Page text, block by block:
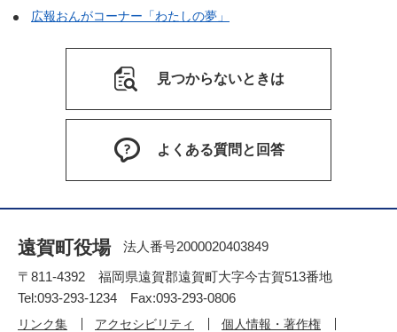
広報おんがコーナー「わたしの夢」
見つからないときは
よくある質問と回答
遠賀町役場
法人番号2000020403849
〒811-4392 福岡県遠賀郡遠賀町大字今古賀513番地
Tel:093-293-1234 Fax:093-293-0806
リンク集 アクセシビリティ 個人情報・著作権